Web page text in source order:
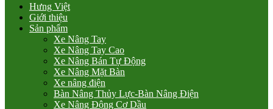
Hưng Việt
Giới thiệu
Sản phẩm
Xe Nâng Tay
Xe Nâng Tay Cao
Xe Nâng Bán Tự Động
Xe Nâng Mặt Bàn
Xe nâng điện
Bàn Nâng Thủy Lực-Bàn Nâng Điện
Xe Nâng Động Cơ Dầu